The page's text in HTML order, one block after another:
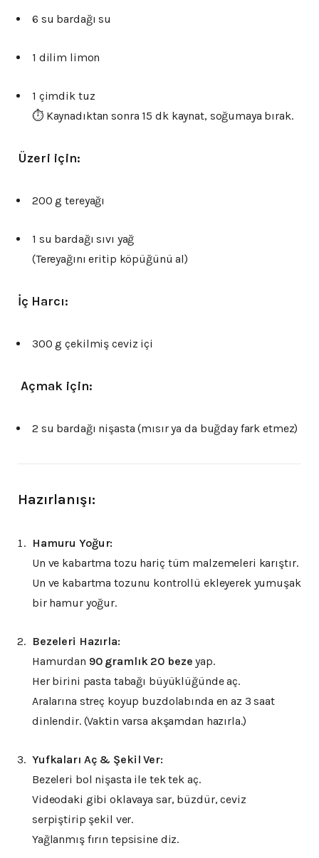
6 su bardağı su
1 dilim limon
1 çimdik tuz
⏱️ Kaynadıktan sonra 15 dk kaynat, soğumaya bırak.
Üzeri için:
200 g tereyağı
1 su bardağı sıvı yağ
(Tereyağını eritip köpüğünü al)
İç Harcı:
300 g çekilmiş ceviz içi
Açmak için:
2 su bardağı nişasta (mısır ya da buğday fark etmez)
Hazırlanışı:
Hamuru Yoğur:
Un ve kabartma tozu hariç tüm malzemeleri karıştır.
Un ve kabartma tozunu kontrollü ekleyerek yumuşak
bir hamur yoğur.
Bezeleri Hazırla:
Hamurdan 90 gramlık 20 beze yap.
Her birini pasta tabağı büyüklüğünde aç.
Aralarına streç koyup buzdolabında en az 3 saat
dinlendir. (Vaktin varsa akşamdan hazırla.)
Yufkaları Aç & Şekil Ver:
Bezeleri bol nişasta ile tek tek aç.
Videodaki gibi oklavaya sar, büzdür, ceviz
serpiştirip şekil ver.
Yağlanmış fırın tepsisine diz.